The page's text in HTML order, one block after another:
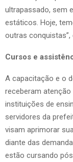
ultrapassado, sem
estáticos. Hoje,
outras conquistas”,
Cursos e
A capacitação e o
receberam
instituições de
servidores da
visam aprimorar
diante das
estão cursando